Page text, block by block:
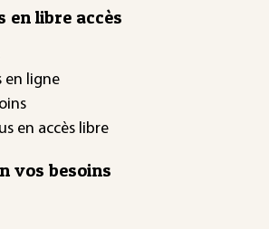
en libre accès
en ligne
en accès libre
vos besoins